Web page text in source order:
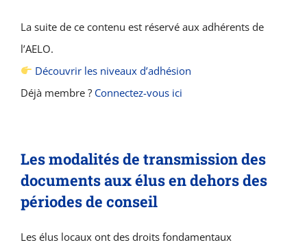
La suite de ce contenu est réservé aux adhérents de
l’AELO.
Découvrir les niveaux d’adhésion
Déjà membre ? Connectez-vous ici
Les modalités de transmission des
documents aux élus en dehors des
périodes de conseil
Les élus locaux ont des droits fondamentaux